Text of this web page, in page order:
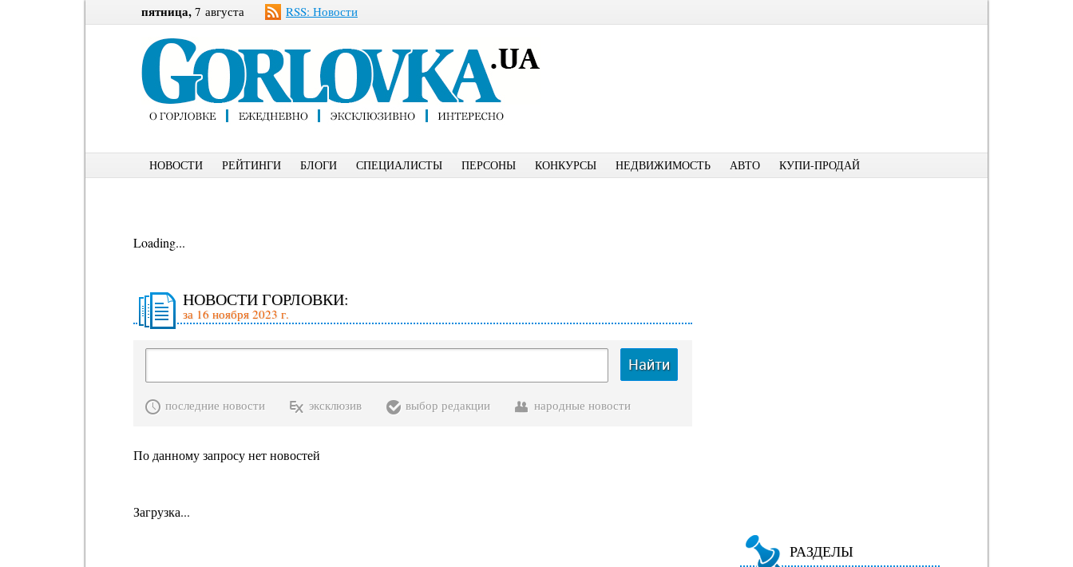
пятница, 7 августа RSS: Новости
НОВОСТИ РЕЙТИНГИ БЛОГИ СПЕЦИАЛИСТЫ ПЕРСОНЫ КОНКУРСЫ НЕДВИЖИМОСТЬ АВТО КУПИ-ПРОДАЙ
Loading...
НОВОСТИ ГОРЛОВКИ:
за 16 ноября 2023 г.
Найти
последние новости эксклюзив выбор редакции народные новости
По данному запросу нет новостей
Загрузка...
РАЗДЕЛЫ